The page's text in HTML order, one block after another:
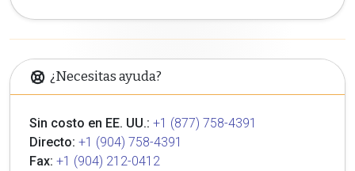
¿Necesitas ayuda?
Sin costo en EE. UU.: +1 (877) 758-4391
Directo: +1 (904) 758-4391
Fax: +1 (904) 212-0412